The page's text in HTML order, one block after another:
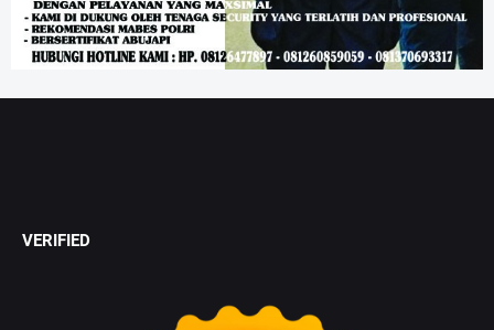
VERIFIED